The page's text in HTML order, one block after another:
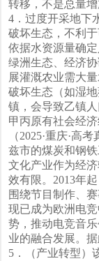
转移，不是总量
4．过度开采地下
破坏生态，不利
依据水资源量确
绿洲生态、经济
展灌溉农业需大
破坏生态（如湿
镇，会导致乙镇
甲丙原有社会经
（2025·重庆·高
兹市的煤炭和钢
文化产业作为经
效有限。2013年
围绕节目制作、
现已成为欧洲电
势，推动电竞音
业的融合发展。据
5．（产业转型）